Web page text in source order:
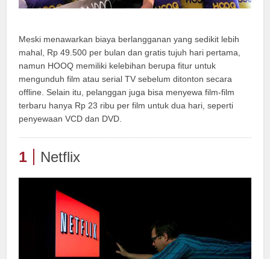
Meski menawarkan biaya berlangganan yang sedikit lebih
mahal, Rp 49.500 per bulan dan gratis tujuh hari pertama,
namun HOOQ memiliki kelebihan berupa fitur untuk
mengunduh film atau serial TV sebelum ditonton secara
offline. Selain itu, pelanggan juga bisa menyewa film-film
terbaru hanya Rp 23 ribu per film untuk dua hari, seperti
penyewaan VCD dan DVD.
1 Netflix